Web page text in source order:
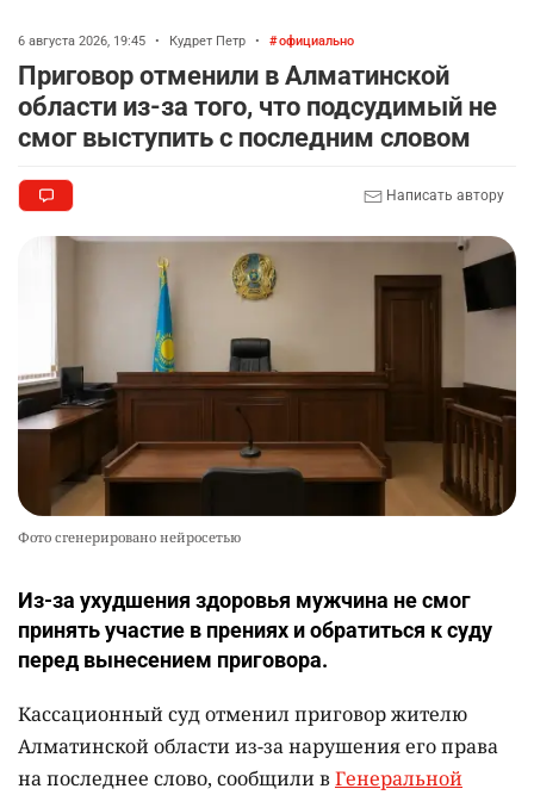
6 августа 2026, 19:45 • Кудрет Петр • официально
Приговор отменили в Алматинской
области из-за того, что подсудимый не
смог выступить с последним словом
Написать автору
Фото сгенерировано нейросетью
Из-за ухудшения здоровья мужчина не смог
принять участие в прениях и обратиться к суду
перед вынесением приговора.
Кассационный суд отменил приговор жителю
Алматинской области из-за нарушения его права
на последнее слово, сообщили вГенеральной